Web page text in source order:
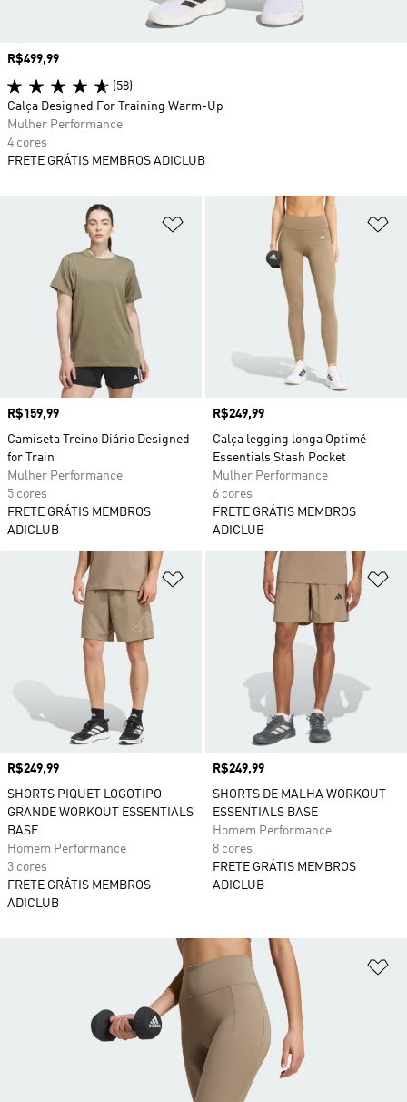
Adicionar à Lista de Desejos
Preço
R$159,99
Camiseta Treino Diário Designed
for Train
Mulher Performance
5 cores
FRETE GRÁTIS MEMBROS
ADICLUB
Preço
R$249,99
Calça legging longa Optimé
Essentials Stash Pocket
Mulher Performance
6 cores
FRETE GRÁTIS MEMBROS
ADICLUB
Adicionar à Lista de Desejos
Preço
R$249,99
SHORTS PIQUET LOGOTIPO
GRANDE WORKOUT ESSENTIALS
BASE
Homem Performance
3 cores
FRETE GRÁTIS MEMBROS
ADICLUB
Preço
R$249,99
SHORTS DE MALHA WORKOUT
ESSENTIALS BASE
Homem Performance
8 cores
FRETE GRÁTIS MEMBROS
ADICLUB
Preço
R$499,99
(58)
Calça Designed For Training Warm-Up
Mulher Performance
4 cores
FRETE GRÁTIS MEMBROS ADICLUB